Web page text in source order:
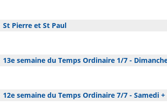
St Pierre et St Paul
13e semaine du Temps Ordinaire 1/7 -
12e semaine du Temps Ordinaire 7/7 - Samedi